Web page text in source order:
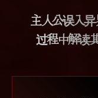
主人公误入异
过程中解读